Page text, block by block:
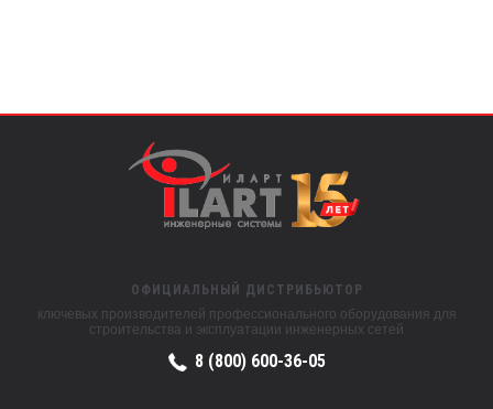
ОФИЦИАЛЬНЫЙ ДИСТРИБЬЮТОР
ключевых производителей профессионального оборудования для
строительства и эксплуатации инженерных сетей
8 (800) 600-36-05